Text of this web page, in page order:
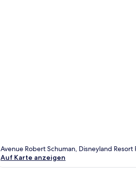
Avenue Robert Schuman, Disneyland
Auf Karte anzeigen